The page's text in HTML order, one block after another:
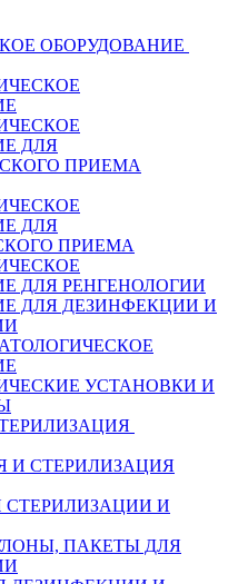
ОБОРУДОВАНИЕ
ДЛЯ
ПРИЕМА
ДЛЯ
ПРИЕМА
ДЛЯ РЕНГЕНОЛОГИИ
ДЛЯ ДЕЗИНФЕКЦИИ И
УСТАНОВКИ И
И СТЕРИЛИЗАЦИЯ
И
ПАКЕТЫ ДЛЯ